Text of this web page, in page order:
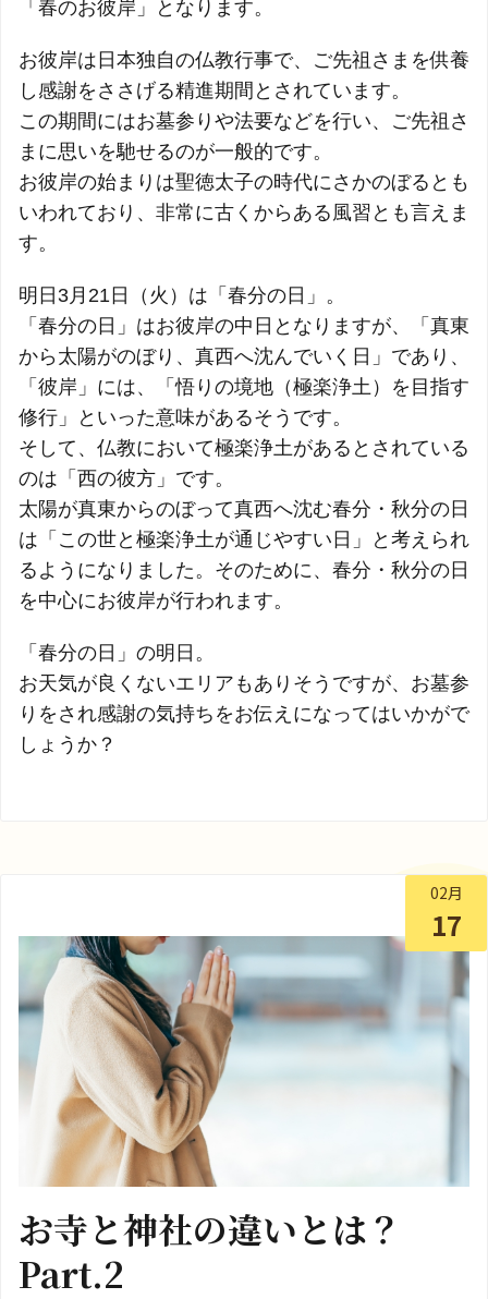
「春のお彼岸」となります。
お彼岸は日本独自の仏教行事で、ご先祖さまを供養
し感謝をささげる精進期間とされています。
この期間にはお墓参りや法要などを行い、ご先祖さ
まに思いを馳せるのが一般的です。
お彼岸の始まりは聖徳太子の時代にさかのぼるとも
いわれており、非常に古くからある風習とも言えま
す。
明日3月21日（火）は「春分の日」。
「春分の日」はお彼岸の中日となりますが、「真東
から太陽がのぼり、真西へ沈んでいく日」であり、
「彼岸」には、「悟りの境地（極楽浄土）を目指す
修行」といった意味があるそうです。
そして、仏教において極楽浄土があるとされている
のは「西の彼方」です。
太陽が真東からのぼって真西へ沈む春分・秋分の日
は「この世と極楽浄土が通じやすい日」と考えられ
るようになりました。そのために、春分・秋分の日
を中心にお彼岸が行われます。
「春分の日」の明日。
お天気が良くないエリアもありそうですが、お墓参
りをされ感謝の気持ちをお伝えになってはいかがで
しょうか？
02月
17
お寺と神社の違いとは？
Part.2